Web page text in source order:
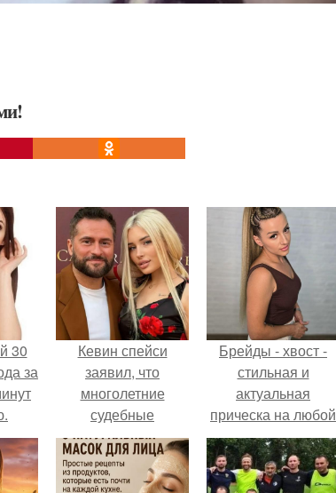
30
за
Кевин спейси
заявил, что
многолетние
судебные
разбирательства
практически
уничтожили его
Брейды - хвост -
стильная и
актуальная
прическа на любой
случай.